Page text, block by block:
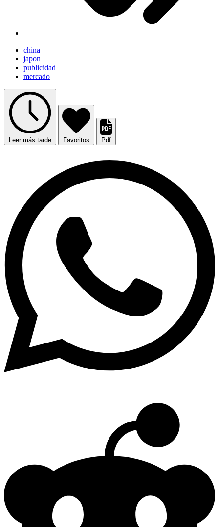
china
japon
publicidad
mercado
Leer más tarde Favoritos Pdf